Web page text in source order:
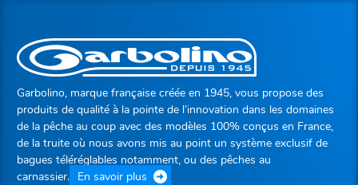
Garbolino, marque française créée en 1945, vous propose des
produits de qualité à la pointe de l’innovation dans les domaines
de la pêche au coup avec des modèles 100% conçus en France,
de la truite où nous avons mis au point un système exclusif de
bagues téléréglables notamment, ou des pêches au
carnassier. En savoir plus